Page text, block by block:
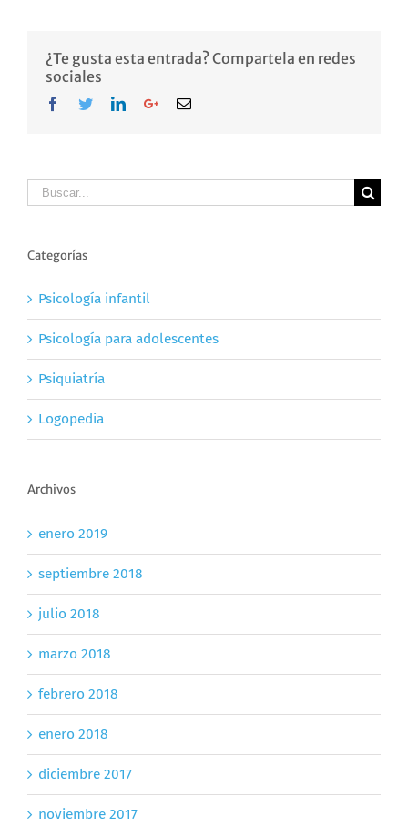
¿Te gusta esta entrada? Compartela en redes
sociales
Facebook
TwitterLinkedInGoogle+Email
Buscar
Categorías
Psicología infantil
Psicología para adolescentes
Psiquiatría
Logopedia
Archivos
enero 2019
septiembre 2018
julio 2018
marzo 2018
febrero 2018
enero 2018
diciembre 2017
noviembre 2017